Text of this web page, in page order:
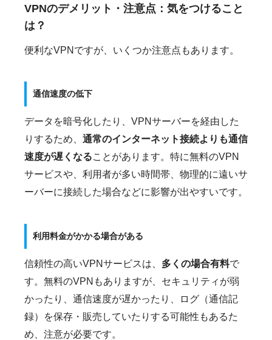
VPNのデメリット・注意点：気をつけること
は？
便利なVPNですが、いくつか注意点もあります。
通信速度の低下
データを暗号化したり、VPNサーバーを経由した
りするため、 通常のインターネット接続よりも通信
速度が遅くなることがあります。特に無料のVPN
サービスや、利用者が多い時間帯、物理的に遠いサ
ーバーに接続した場合などに影響が出やすいです。
利用料金がかかる場合がある
信頼性の高いVPNサービスは、 多くの場合有料で
す。無料のVPNもありますが、セキュリティが弱
かったり、通信速度が遅かったり、ログ（通信記
録）を保存・販売していたりする可能性もあるた
め、注意が必要です。